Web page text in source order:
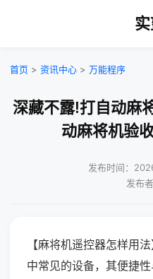
首页 > 资讯中心 > 万能程序
深藏不露!打自动麻
动麻将机验
发布时间：
发布
【麻将机遥控器怎样用
中常见的设备，其便捷